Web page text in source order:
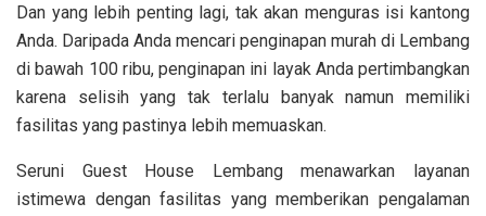
Dan yang lebih penting lagi, tak akan menguras isi kantong
Anda. Daripada Anda mencari penginapan murah di Lembang
di bawah 100 ribu, penginapan ini layak Anda pertimbangkan
karena selisih yang tak terlalu banyak namun memiliki
fasilitas yang pastinya lebih memuaskan.
Seruni Guest House Lembang menawarkan layanan
istimewa dengan fasilitas yang memberikan pengalaman